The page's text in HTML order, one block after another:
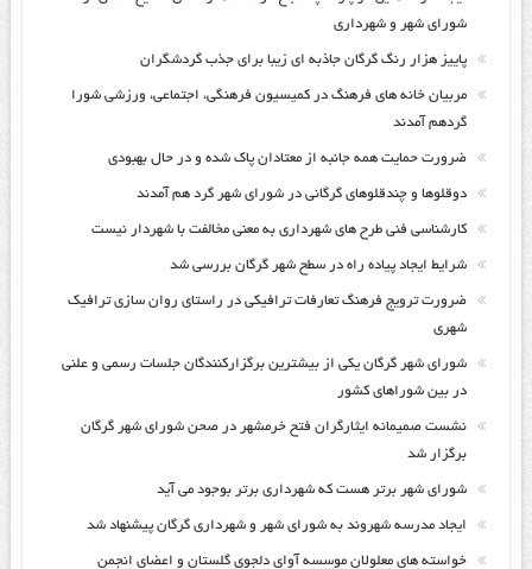
شورای شهر و شهرداری
پاییز هزار رنگ گرگان جاذبه ای زیبا برای جذب گردشگران
مربیان خانه های فرهنگ در کمیسیون فرهنگی، اجتماعی، ورزشی شورا
گردهم آمدند
ضرورت حمایت همه جانبه از معتادان پاک شده و در حال بهبودی
دوقلوها و چندقلوهای گرگانی در شورای شهر گرد هم آمدند
کارشناسی فنی طرح های شهرداری به معنی مخالفت با شهردار نیست
شرایط ایجاد پیاده راه در سطح شهر گرگان بررسی شد
ضرورت ترویج فرهنگ تعارفات ترافیکی در راستای روان سازی ترافیک
شهری
شورای شهر گرگان یکی از بیشترین برگزارکنندگان جلسات رسمی و علنی
در بین شوراهای کشور
نشست صمیمانه ایثارگران فتح خرمشهر در صحن شورای شهر گرگان
برگزار شد
شورای شهر برتر هست که شهرداری برتر بوجود می آید
ایجاد مدرسه شهروند به شورای شهر و شهرداری گرگان پیشنهاد شد
خواسته های معلولان موسسه آوای دلجوی گلستان و اعضای انجمن